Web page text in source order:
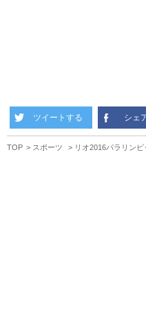
ツイートする シェ
TOP スポーツ リオ2016パラリン